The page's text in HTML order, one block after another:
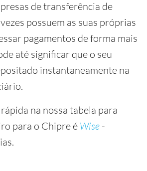
de transferência de
possuem as suas próprias
pagamentos de forma mais
até significar que o seu
instantaneamente na
na nossa tabela para
para o Chipre é Wise -